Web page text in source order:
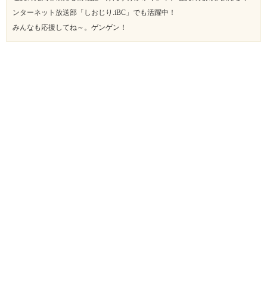
ンターネット放送部「しおじり.iBC」でも活躍中！
みんなも応援してね～。ゲンゲン！